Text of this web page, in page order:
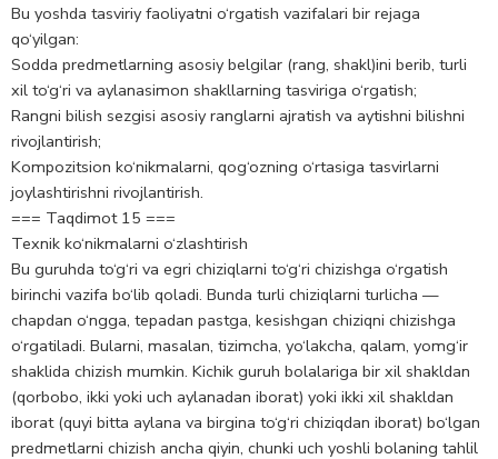
Bu yoshda tasviriy faoliyatni o‘rgatish vazifalari bir rejaga
qo‘yilgan:
Sodda predmetlarning asosiy belgilar (rang, shakl)ini berib, turli
xil to‘g‘ri va aylanasimon shakllarning tasviriga o‘rgatish;
Rangni bilish sezgisi asosiy ranglarni ajratish va aytishni bilishni
rivojlantirish;
Kompozitsion ko‘nikmalarni, qog‘ozning o‘rtasiga tasvirlarni
joylashtirishni rivojlantirish.
=== Taqdimot 15 ===
Texnik ko‘nikmalarni o‘zlashtirish
Bu guruhda to‘g‘ri va egri chiziqlarni to‘g‘ri chizishga o‘rgatish
birinchi vazifa bo‘lib qoladi. Bunda turli chiziqlarni turlicha —
chapdan o‘ngga, tepadan pastga, kesishgan chiziqni chizishga
o‘rgatiladi. Bularni, masalan, tizimcha, yo‘lakcha, qalam, yomg‘ir
shaklida chizish mumkin. Kichik guruh bolalariga bir xil shakldan
(qorbobo, ikki yoki uch aylanadan iborat) yoki ikki xil shakldan
iborat (quyi bitta aylana va birgina to‘g‘ri chiziqdan iborat) bo‘lgan
predmetlarni chizish ancha qiyin, chunki uch yoshli bolaning tahlil